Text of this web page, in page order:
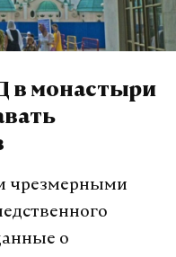
в монастыри
чрезмерными
о